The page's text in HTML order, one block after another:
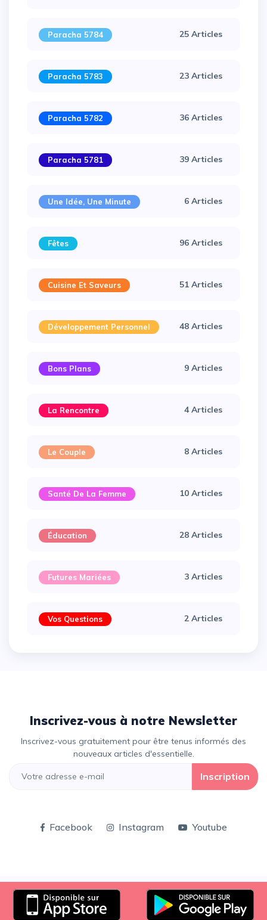
Paracha 5784 25 Articles
Paracha 5783 23 Articles
Paracha 5782 36 Articles
Paracha 5781 39 Articles
Une Idée, Une Minute 6 Articles
Fêtes 96 Articles
Cuisine Et Saveurs 51 Articles
Développement Personnel 48 Articles
Bons Plans 9 Articles
La Rencontre 4 Articles
Le Couple 8 Articles
Santé De La Femme 10 Articles
Éducation 28 Articles
Futures Mariées 3 Articles
Vos Questions 2 Articles
Inscrivez-vous à notre Newsletter
Inscrivez-vous gratuitement pour être tenus informés des
nouveaux articles d'essentielle.
Inscription
Facebook Instagram Youtube